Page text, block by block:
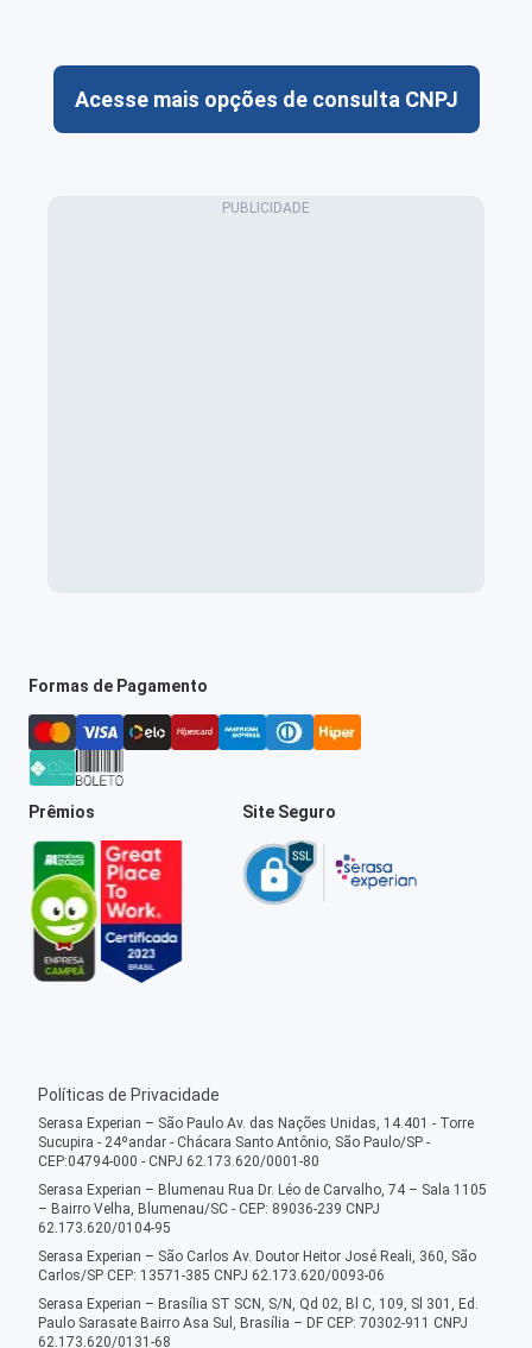
Acesse mais opções de consulta CNPJ
Formas de Pagamento
Prêmios Site Seguro
Políticas de Privacidade
Serasa Experian – São Paulo Av. das Nações Unidas, 14.401 - Torre
Sucupira - 24ºandar - Chácara Santo Antônio, São Paulo/SP -
CEP:04794-000 - CNPJ 62.173.620/0001-80
Serasa Experian – Blumenau Rua Dr. Léo de Carvalho, 74 – Sala 1105
– Bairro Velha, Blumenau/SC - CEP: 89036-239 CNPJ
62.173.620/0104-95
Serasa Experian – São Carlos Av. Doutor Heitor José Reali, 360, São
Carlos/SP CEP: 13571-385 CNPJ 62.173.620/0093-06
Serasa Experian – Brasília ST SCN, S/N, Qd 02, Bl C, 109, Sl 301, Ed.
Paulo Sarasate Bairro Asa Sul, Brasília – DF CEP: 70302-911 CNPJ
62.173.620/0131-68